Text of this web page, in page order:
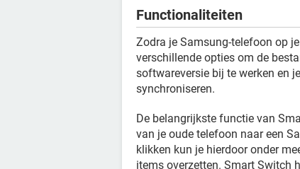
Functionaliteiten
Zodra je Samsung-telefoon op
verschillende opties om de
softwareversie bij te werken en
synchroniseren.
De belangrijkste functie van
van je oude telefoon naar een
klikken kun je hierdoor onder
items overzetten. Smart Switch